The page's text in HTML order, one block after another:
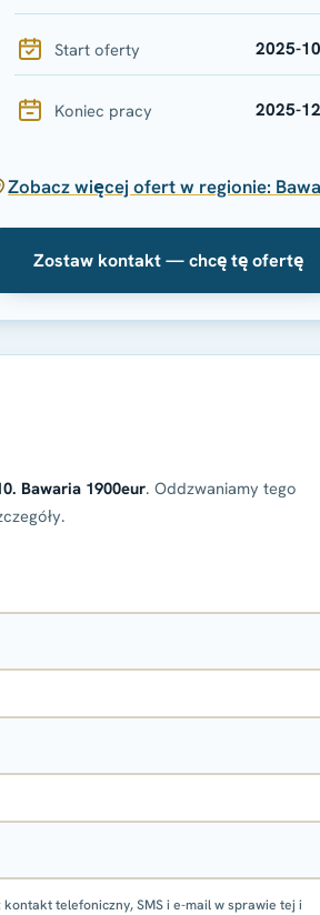
Start oferty 2025-
Koniec pracy 2025-
Zobacz więcej ofert w regionie:
Zostaw kontakt — chcę tę ofertę
Bawaria 1900eur. Oddzwaniamy tego
telefoniczny, SMS i e-mail w sprawie tej i